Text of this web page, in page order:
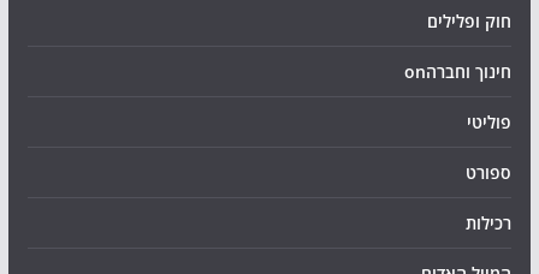
חוק ופלילים
חינוך וחברהon
פוליטי
ספורט
רכילות